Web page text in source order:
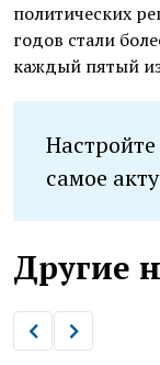
политических
годов стали
каждый пятый
самое
Другие